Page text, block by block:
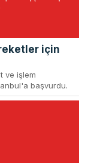
için
ve işlem
başvurdu.